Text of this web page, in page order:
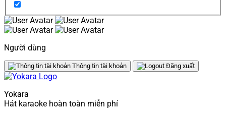
Người dùng
Thông tin tài khoản Đăng xuất
Yokara
Hát karaoke hoàn toàn miễn phí